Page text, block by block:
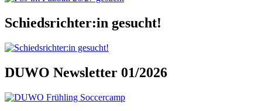
Schiedsrichter:in gesucht!
DUWO Newsletter 01/2026